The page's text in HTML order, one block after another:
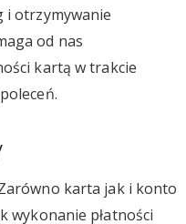
i otrzymywanie
od nas
kartą w trakcie
karta jak i konto
wykonanie płatności